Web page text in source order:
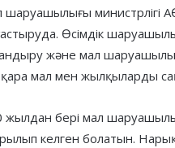
шаруашылығы министрлігі
Өсімдік
және мал
қара мал мен жылқыларды
жылдан бері мал
келген болатын.